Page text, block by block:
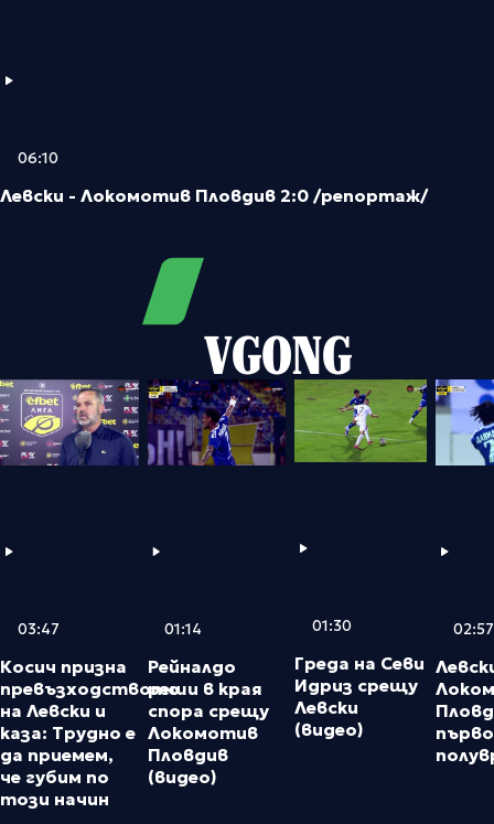
06:10
Левски - Локомотив Пловдив 2:0 /репортаж/
VGONG
03:47
Косич призна
превъзходството
на Левски и
каза: Трудно е
да приемем,
че губим по
този начин
01:14
Рейналдо
реши в края
спора срещу
Локомотив
Пловдив
(видео)
01:30
Греда на Севи
Идриз срещу
Левски
(видео)
02:57
първо